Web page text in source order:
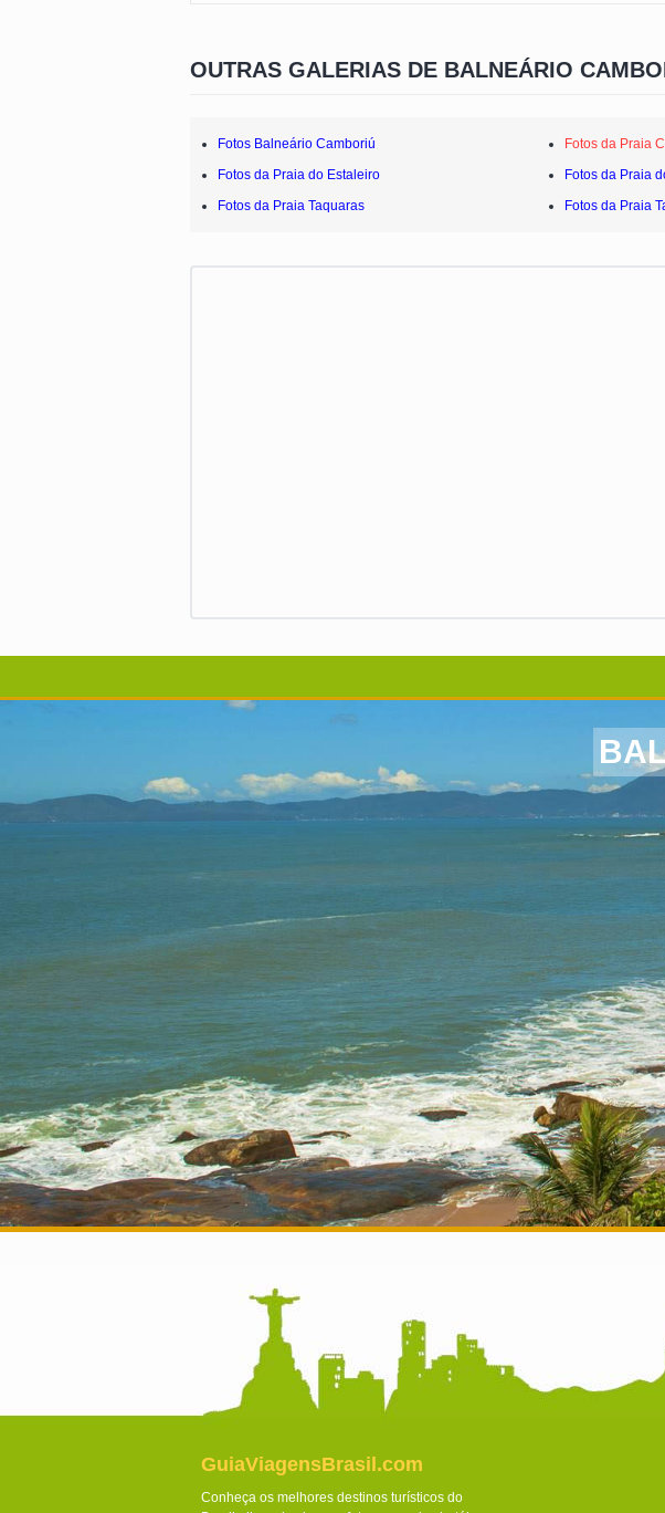
OUTRAS GALERIAS DE BALNEÁRIO
Fotos Balneário Camboriú Fotos da Praia
Fotos da Praia do Estaleiro
Fotos da Praia
Fotos da Praia Taquaras
Fotos da Praia
GuiaViagensBrasil.com
Conheça os melhores destinos turísticos do